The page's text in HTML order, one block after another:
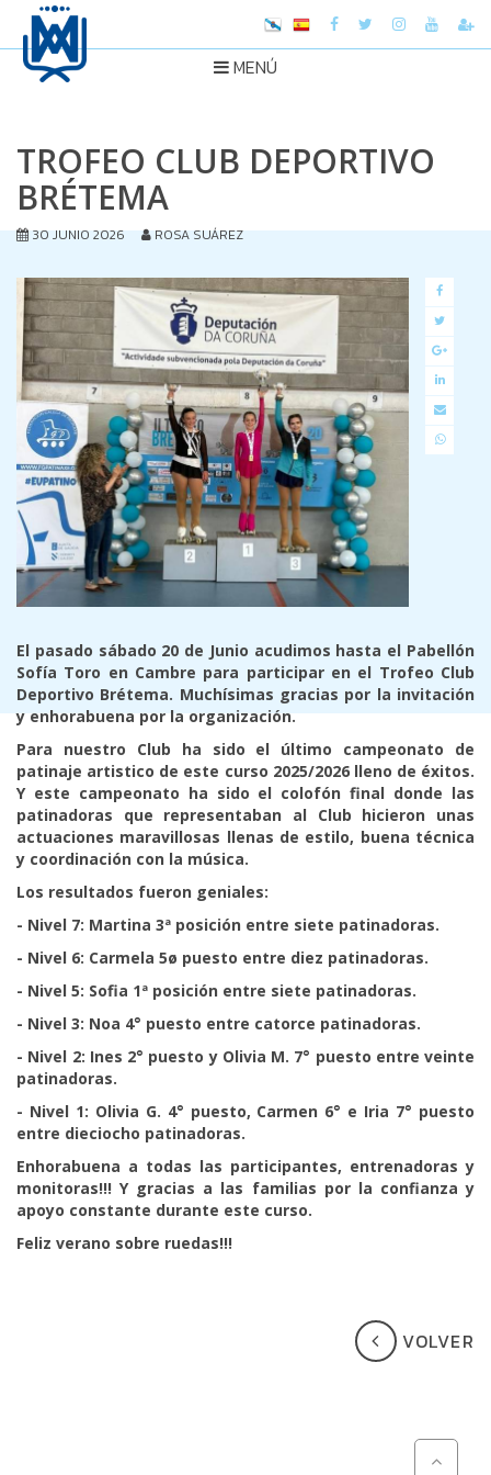
MENÚ
TROFEO CLUB DEPORTIVO
BRÉTEMA
30 JUNIO 2026 ROSA SUÁREZ
El pasado sábado 20 de Junio acudimos hasta el Pabellón
Sofía Toro en Cambre para participar en el Trofeo Club
Deportivo Brétema. Muchísimas gracias por la invitación
y enhorabuena por la organización.
Para nuestro Club ha sido el último campeonato de
patinaje artistico de este curso 2025/2026 lleno de éxitos.
Y este campeonato ha sido el colofón final donde las
patinadoras que representaban al Club hicieron unas
actuaciones maravillosas llenas de estilo, buena técnica
y coordinación con la música.
Los resultados fueron geniales:
- Nivel 7: Martina 3ª posición entre siete patinadoras.
- Nivel 6: Carmela 5ø puesto entre diez patinadoras.
- Nivel 5: Sofia 1ª posición entre siete patinadoras.
- Nivel 3: Noa 4° puesto entre catorce patinadoras.
- Nivel 2: Ines 2° puesto y Olivia M. 7° puesto entre veinte
patinadoras.
- Nivel 1: Olivia G. 4° puesto, Carmen 6° e Iria 7° puesto
entre dieciocho patinadoras.
Enhorabuena a todas las participantes, entrenadoras y
monitoras!!! Y gracias a las familias por la confianza y
apoyo constante durante este curso.
Feliz verano sobre ruedas!!!
VOLVER